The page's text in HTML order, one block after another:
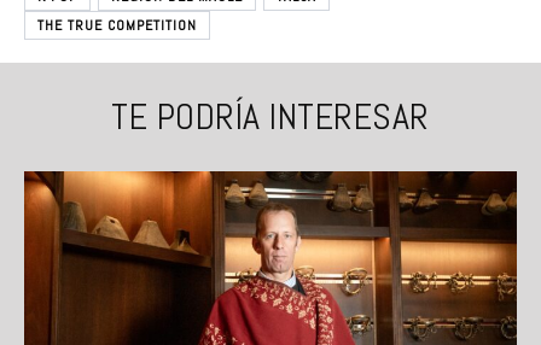
THE TRUE COMPETITION
TE PODRÍA INTERESAR